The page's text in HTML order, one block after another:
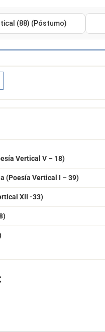
(88) (Póstumo)
Vertical V – 18)
(Poesía Vertical I – 39)
XII -33)